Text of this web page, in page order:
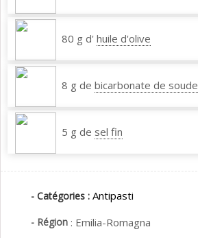
80 g d' huile d'olive
8 g de bicarbonate de soude
5 g de sel fin
- Catégories : Antipasti
- Région : Emilia-Romagna